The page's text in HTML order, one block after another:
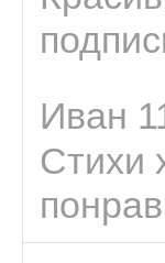
Иван
Стихи